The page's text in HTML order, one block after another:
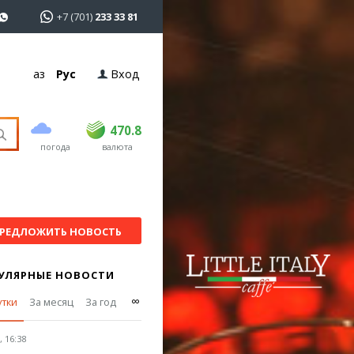
+7 (701) 233 33 81
Қаз Рус Вход
погода
470.8
USD 468.5 470.8
EUR валюта
НОВОСТЬ
НОВОСТИ
За месяц За год ∞
16:38